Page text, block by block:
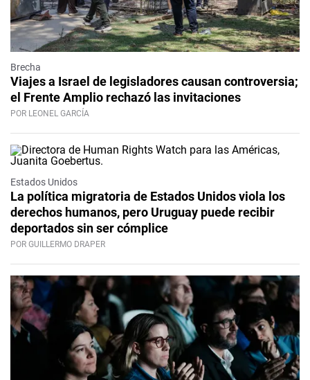
Brecha
Viajes a Israel de legisladores causan controversia;
el Frente Amplio rechazó las invitaciones
POR LEONEL GARCÍA
Estados Unidos
La política migratoria de Estados Unidos viola los
derechos humanos, pero Uruguay puede recibir
deportados sin ser cómplice
POR GUILLERMO DRAPER